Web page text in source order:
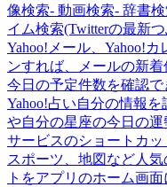
像検索- 動画検索- 辞書
イム検索(Twitterの最新
Yahoo!メール、Yahoo!
ンすれば、メールの新
今日の予定件数を確認で
Yahoo!占い自分の情報
や自分の星座の今日の
サービスのショートカッ
スポーツ、地図など人
トをアプリのホーム画